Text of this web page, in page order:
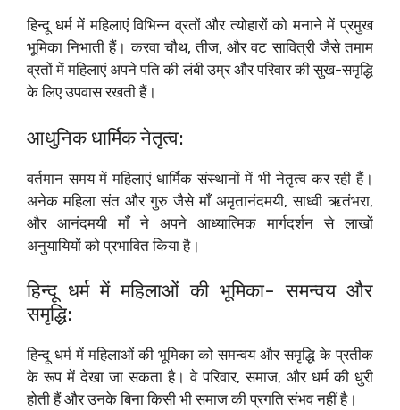
हिन्दू धर्म में महिलाएं विभिन्न व्रतों और त्योहारों को मनाने में प्रमुख
भूमिका निभाती हैं। करवा चौथ, तीज, और वट सावित्री जैसे तमाम
व्रतों में महिलाएं अपने पति की लंबी उम्र और परिवार की सुख-समृद्धि
के लिए उपवास रखती हैं।
आधुनिक धार्मिक नेतृत्व:
वर्तमान समय में महिलाएं धार्मिक संस्थानों में भी नेतृत्व कर रही हैं।
अनेक महिला संत और गुरु जैसे माँ अमृतानंदमयी, साध्वी ऋतंभरा,
और आनंदमयी माँ ने अपने आध्यात्मिक मार्गदर्शन से लाखों
अनुयायियों को प्रभावित किया है।
हिन्दू धर्म में महिलाओं की भूमिका- समन्वय और
समृद्धि:
हिन्दू धर्म में महिलाओं की भूमिका को समन्वय और समृद्धि के प्रतीक
के रूप में देखा जा सकता है। वे परिवार, समाज, और धर्म की धुरी
होती हैं और उनके बिना किसी भी समाज की प्रगति संभव नहीं है।